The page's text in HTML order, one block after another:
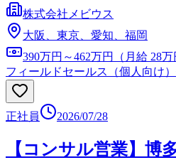
株式会社メビウス
大阪、東京、愛知、福岡
390万円～462万円（月給 28万
フィールドセールス（個人向け）
正社員 2026/07/28
【コンサル営業】博